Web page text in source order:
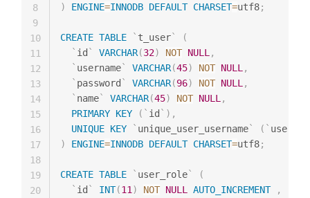
)
ENGINE=INNODB DEFAULT CHARSET=utf8;
CREATE TABLE ` t_user`
(
` id` VARCHAR(32) NOT NULL ,
` username` VARCHAR(45) NOT NULL ,
` password` VARCHAR(96) NOT NULL ,
` name` VARCHAR(45) NOT NULL ,
PRIMARY KEY ( ` id` ) ,
UNIQUE KEY ` unique_user_username` ( `
)
ENGINE=INNODB DEFAULT CHARSET=utf8;
CREATE TABLE ` user_role`
(
` id` INT(11 ) NOT NULL AUTO_INCREMENT
,
8
9
10
11
12
13
14
15
16
17
18
19
20